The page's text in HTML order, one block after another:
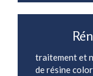
traitement et
de résine